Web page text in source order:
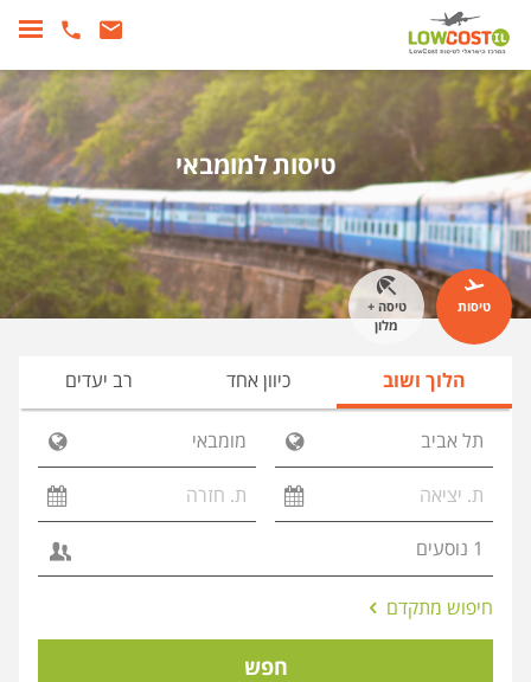
טיסות
טיסה +
מלון
טיסות למומבאי
הלוך ושוב כיוון אחד רב יעדים
חפש
חיפוש מתקדם אפשרויות